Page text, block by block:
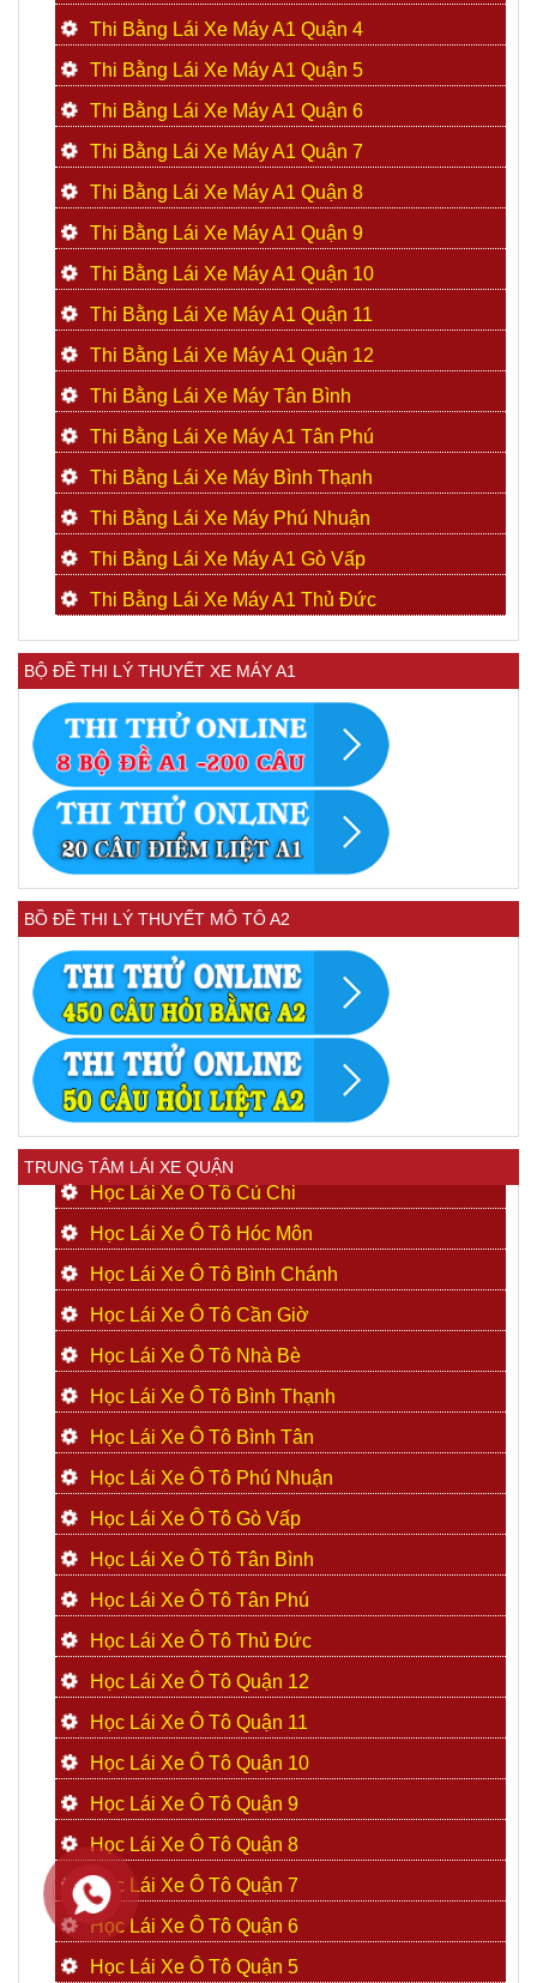
Thi Bằng Lái Xe Máy A1 Quận 4
Thi Bằng Lái Xe Máy A1 Quận 5
Thi Bằng Lái Xe Máy A1 Quận 6
Thi Bằng Lái Xe Máy A1 Quận 7
Thi Bằng Lái Xe Máy A1 Quận 8
Thi Bằng Lái Xe Máy A1 Quận 9
Thi Bằng Lái Xe Máy A1 Quận 10
Thi Bằng Lái Xe Máy A1 Quận 11
Thi Bằng Lái Xe Máy A1 Quận 12
Thi Bằng Lái Xe Máy Tân Bình
Thi Bằng Lái Xe Máy A1 Tân Phú
Thi Bằng Lái Xe Máy Bình Thạnh
Thi Bằng Lái Xe Máy Phú Nhuận
Thi Bằng Lái Xe Máy A1 Gò Vấp
Thi Bằng Lái Xe Máy A1 Thủ Đức
BỘ ĐỀ THI LÝ THUYẾT XE MÁY A1
BỒ ĐỀ THI LÝ THUYẾT MÔ TÔ A2
TRUNG TÂM LÁI XE QUẬN
Học Lái Xe Ô Tô Củ Chi
Học Lái Xe Ô Tô Hóc Môn
Học Lái Xe Ô Tô Bình Chánh
Học Lái Xe Ô Tô Cần Giờ
Học Lái Xe Ô Tô Nhà Bè
Học Lái Xe Ô Tô Bình Thạnh
Học Lái Xe Ô Tô Bình Tân
Học Lái Xe Ô Tô Phú Nhuận
Học Lái Xe Ô Tô Gò Vấp
Học Lái Xe Ô Tô Tân Bình
Học Lái Xe Ô Tô Tân Phú
Học Lái Xe Ô Tô Thủ Đức
Học Lái Xe Ô Tô Quận 12
Học Lái Xe Ô Tô Quận 11
Học Lái Xe Ô Tô Quận 10
Học Lái Xe Ô Tô Quận 9
Học Lái Xe Ô Tô Quận 8
Học Lái Xe Ô Tô Quận 7
Học Lái Xe Ô Tô Quận 6
Học Lái Xe Ô Tô Quận 5